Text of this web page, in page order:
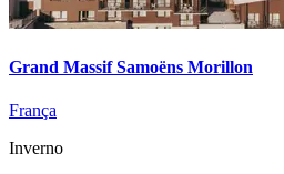
Grand Massif Samoëns Morillon
França
Inverno